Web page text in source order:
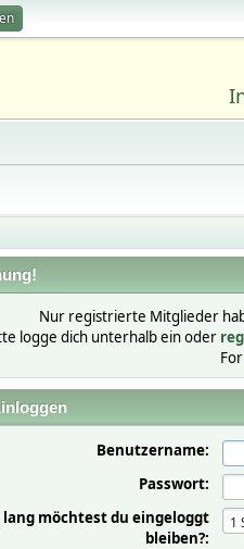
Nur registrierte Mitglieder
logge dich unterhalb ein oder
Benutzername:
Passwort:
lang möchtest du eingeloggt
bleiben?: